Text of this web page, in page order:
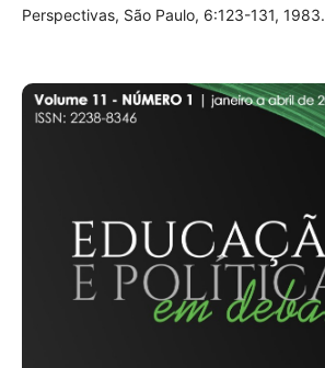
Perspectivas, São Paulo, 6:123-131, 1983.